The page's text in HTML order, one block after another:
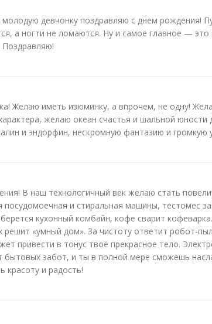
девчонку поздравляю с днем рождения!
а ногти не ломаются. Ну и самое главное — это
Поздравляю!
Желаю иметь изюминку, а впрочем, не одну!
желаю океан счастья и шальной юности
и эндорфин, нескромную фантазию и громкую
В наш технологичный век желаю стать
посудомоечная и стиральная машины, тестомес
кухонный комбайн, кофе сварит
решит «умный дом». За чистоту ответит робот-
привести в тонус твоё прекрасное тело.
забот, и ты в полной мере сможешь
и радость!